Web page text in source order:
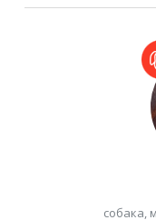
собака,